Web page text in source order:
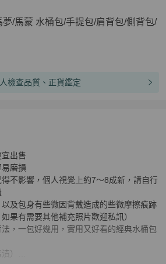
/馬蒙 水桶包/手提包/肩背包/側背包/
檢查品質、正貨鑑定
馬夢/馬蒙 水桶包/手提包/肩背包/側
出售
磨損
不影響，個人視覺上約7～8成新，請自行
及包身有些微因背戴造成的些微摩擦痕跡
果有需要其他補充照片歡迎私訊）
，一包好幾用，實用又好看的經典水桶包
）